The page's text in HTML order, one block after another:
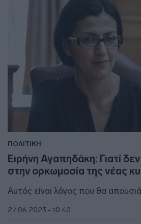
ΠΟΛΙΤΙΚΗ
Ειρήνη Αγαπηδάκη: Γιατί
στην ορκωμοσία της νέας
Αυτός είναι λόγος που θα
27.06.2023 - 10:40